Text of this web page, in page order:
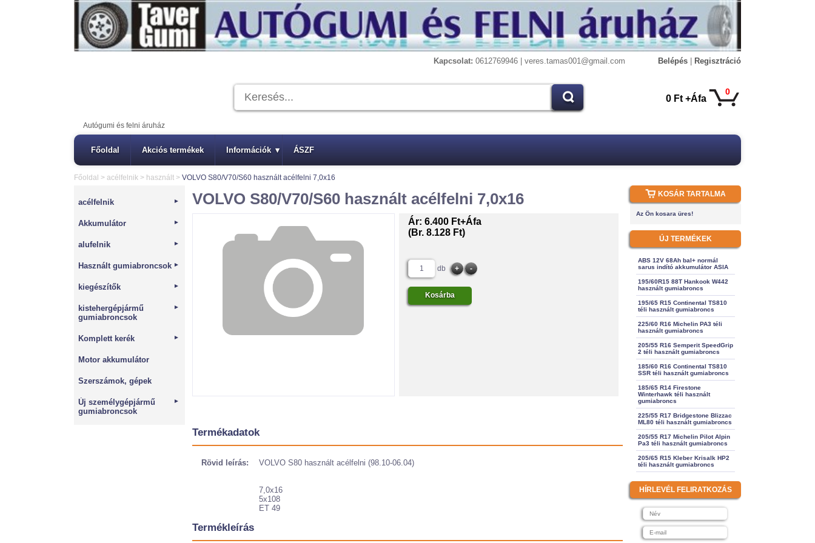
Kapcsolat: 0612769946 | veres.tamas001@gmail.com Belépés Regisztráció
0
0 Ft +Áfa
Autógumi és felni áruház
Főoldal Akciós termékek Információk ▾ ÁSZF
Főoldal > acélfelnik > használt > VOLVO S80/V70/S60 használt acélfelni 7,0x16
acélfelnik ►
Akkumulátor ►
alufelnik ►
Használt gumiabroncsok ►
kiegészítők ►
kistehergépjármű
gumiabroncsok
►
Komplett kerék ►
Motor akkumulátor
Szerszámok, gépek
Új személygépjármű
gumiabroncsok
►
VOLVO S80/V70/S60 használt acélfelni 7,0x16
Ár: 6.400 Ft+Áfa
(Br. 8.128 Ft)
db
Termékadatok
Rövid leírás: VOLVO S80 használt acélfelni (98.10-06.04)
7,0x16
5x108
ET 49
Termékleírás
KOSÁR TARTALMA
Az Ön kosara üres!
ÚJ TERMÉKEK
ABS 12V 68Ah bal+ normál
sarus indító akkumulátor ASIA
195/60R15 88T Hankook W442
használt gumiabroncs
195/65 R15 Continental TS810
téli használt gumiabroncs
225/60 R16 Michelin PA3 téli
használt gumiabroncs
205/55 R16 Semperit SpeedGrip
2 téli használt gumiabroncs
185/60 R16 Continental TS810
SSR téli használt gumiabroncs
185/65 R14 Firestone
Winterhawk téli használt
gumiabroncs
225/55 R17 Bridgestone Blizzac
ML80 téli használt gumiabroncs
205/55 R17 Michelin Pilot Alpin
Pa3 téli használt gumiabroncs
205/65 R15 Kleber Krisalk HP2
téli használt gumiabroncs
HÍRLEVÉL FELIRATKOZÁS